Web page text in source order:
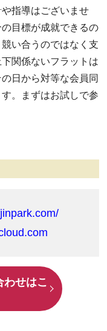
指導はございませ
目標が成就できるの
い合うのではなく支
関係ないフラットは
日から対等な会員同
。まずはお試しで参
わせはこ